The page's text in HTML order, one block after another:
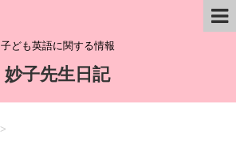
子ども英語に関する情報
妙子先生日記
>